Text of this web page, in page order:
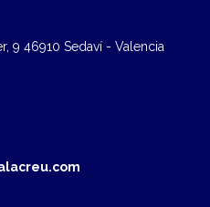
9 46910 Sedaví - Valencia